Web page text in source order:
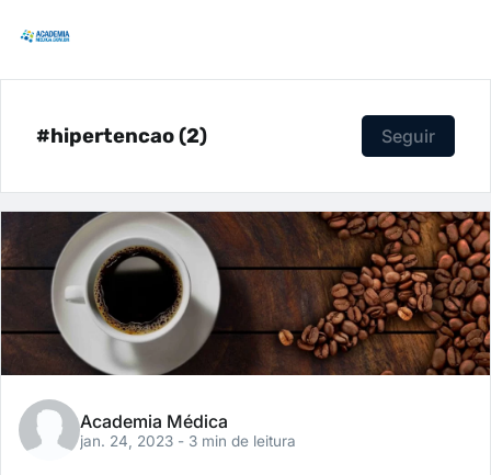
#hipertencao (2) Seguir
Academia Médica
jan. 24, 2023 - 3 min de leitura